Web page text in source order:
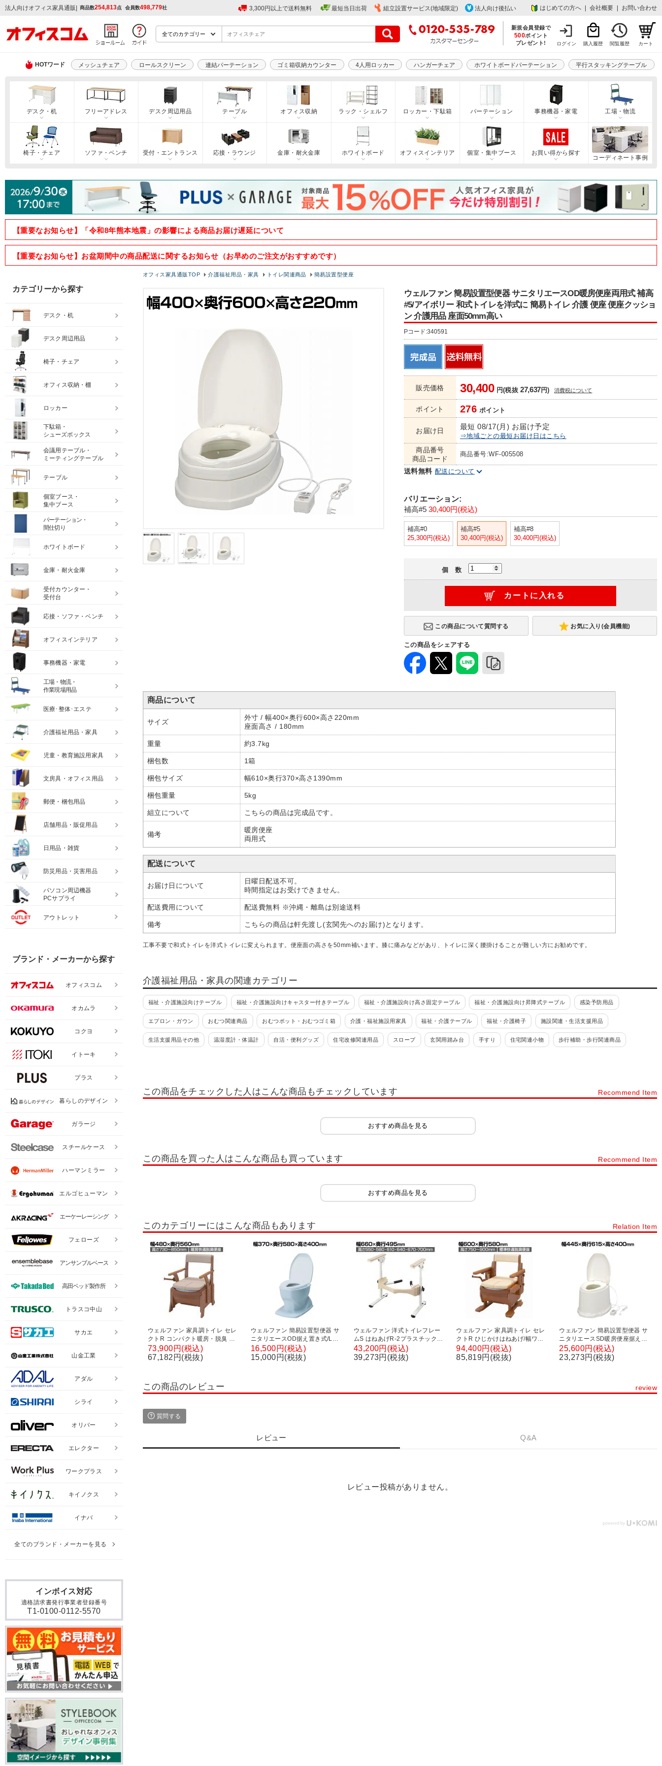
法人向けオフィス家具通販 | 商品数254,813点 会員数498,779社 3,300円以上で送料無料 最短当日出荷 組立設置サービス(地域限定) 法人向け後払い はじめての方へ 会社概要 お問い合わせ
新規会員登録で
500ポイント
プレゼント!
ログイン 購入履歴 閲覧履歴 カート
HOTワード メッシュチェア ロールスクリーン 連結パーテーション ゴミ箱収納カウンター 4人用ロッカー ハンガーチェア ホワイトボードパーテーション 平行スタッキングテーブル
デスク・机 フリーアドレス デスク周辺用品 テーブル オフィス収納 ラック・シェルフ ロッカー・下駄箱 パーテーション 事務機器・家電 工場・物流
椅子・チェア ソファ・ベンチ 受付・エントランス 応接・ラウンジ 金庫・耐火金庫 ホワイトボード オフィスインテリア 個室・集中ブース
お買い得から探す
コーディネート事例
【重要なお知らせ】「令和8年熊本地震」の影響による商品お届け遅延について
【重要なお知らせ】お盆期間中の商品配送に関するお知らせ（お早めのご注文がおすすめです）
オフィス家具通販TOP 介護福祉用品・家具 トイレ関連商品 簡易設置型便座
ウェルファン 簡易設置型便器 サニタリエースOD暖房便座両用式 補高
#5/アイボリー 和式トイレを洋式に 簡易トイレ 介護 便座 便座クッショ
ン 介護用品 座面50mm高い
Pコード:340591
販売価格 30,400円(税抜27,637円) 消費税について
ポイント 276 ポイント
お届け日 最短 08/17(月) お届け予定
⇒地域ごとの最短お届け日はこちら
商品番号
商品コード
商品番号:WF-005508
送料無料 配送について
バリエーション:
補高#5 30,400円(税込)
補高#0
25,300円(税込)
補高#5
30,400円(税込)
補高#8
30,400円(税込)
個 数
お気に入り(会員機能)
この商品をシェアする
商品について
サイズ
外寸 / 幅400×奥行600×高さ220mm
座面高さ / 180mm
重量 約3.7kg
梱包数 1箱
梱包サイズ 幅610×奥行370×高さ1390mm
梱包重量 5kg
組立について こちらの商品は完成品です。
備考
暖房便座
両用式
配送について
お届け日について
日曜日配送不可。
時間指定はお受けできません。
配送費用について 配送費無料 ※沖縄・離島は別途送料
備考 こちらの商品は軒先渡し(玄関先へのお届け)となります。
工事不要で和式トイレを洋式トイレに変えられます。便座面の高さを50mm補います。膝に痛みなどがあり、トイレに深く腰掛けることが難しい方にお勧めです。
介護福祉用品・家具の関連カテゴリー
福祉・介護施設向けテーブル 福祉・介護施設向けキャスター付きテーブル 福祉・介護施設向け高さ固定テーブル 福祉・介護施設向け昇降式テーブル 感染予防用品
エプロン・ガウン おむつ関連商品 おむつポット・おむつゴミ箱 介護・福祉施設用家具 福祉・介護テーブル 福祉・介護椅子 施設関連・生活支援用品
生活支援用品その他 温湿度計・体温計 自活・便利グッズ 住宅改修関連用品 スロープ 玄関用踏み台 手すり 住宅関連小物 歩行補助・歩行関連商品
簡易設置型便座
この商品をチェックした人はこんな商品もチェックしています Recommend Item
おすすめ商品を見る
この商品を買った人はこんな商品も買っています Recommend Item
おすすめ商品を見る
このカテゴリーにはこんな商品もあります Relation Item
ウェルファン 家具調トイレ セレ
クトR コンパクト暖房・脱臭 介
護 ポータブルトイレ 木調 家具調
トイレ 在宅介護 高齢者 介護用品
73,900円(税込)
67,182円(税抜)
ウェルファン 簡易設置型便器 サ
ニタリエースOD据え置き式/Lブ
ルー 和式トイレを洋式に 簡易ト
イレ 介護 トイレ 便座 便座クッシ
16,500円(税込)
15,000円(税抜)
ウェルファン 洋式トイレフレー
ムS はねあげR-2プラスチック肘
掛け 介護用品 簡易トイレ 簡単ト
イレ 排泄関連 非常用 介助 高齢者
43,200円(税込)
39,273円(税抜)
ウェルファン 家具調トイレ セレ
クトR ひじかけはねあげ/幅ワイ
ド/標準・脱臭 介護 ポータブルト
イレ 木調 家具調 在宅介護 高齢者
94,400円(税込)
85,819円(税抜)
ウェルファン 簡易設置型便器 サ
ニタリエースSD暖房便座据え置
き式/アイボリー 和式トイレを洋
式に 簡易トイレ 介護 トイレ 便座
25,600円(税込)
23,273円(税抜)
この商品のレビュー review
質問する
レビュー Q&A
レビュー投稿がありません。
インボイス対応
適格請求書発行事業者登録番号
T1-0100-0112-5570
カテゴリーから探す
デスク・机
デスク周辺用品
椅子・チェア
オフィス収納・棚
ロッカー
下駄箱・
シューズボックス
会議用テーブル・
ミーティングテーブル
テーブル
個室ブース・
集中ブース
パーテーション・
間仕切り
ホワイトボード
金庫・耐火金庫
受付カウンター・
受付台
応接・ソファ・ベンチ
オフィスインテリア
事務機器・家電
工場・物流・
作業現場用品
医療･整体･エステ
介護福祉用品・家具
児童・教育施設用家具
文房具・オフィス用品
郵便・梱包用品
店舗用品・販促用品
日用品・雑貨
防災用品・災害用品
パソコン周辺機器
PCサプライ
アウトレット
ブランド・メーカーから探す
オフィスコム
オカムラ
コクヨ
イトーキ
プラス
暮らしのデザイン
ガラージ
スチールケース
ハーマンミラー
エルゴヒューマン
エーケーレーシング
フェローズ
アンサンブルベース
高田ベッド製作所
トラスコ中山
サカエ
山金工業
アダル
シライ
オリバー
エレクター
ワークプラス
キイノクス
イナバ
全てのブランド・メーカーを見る